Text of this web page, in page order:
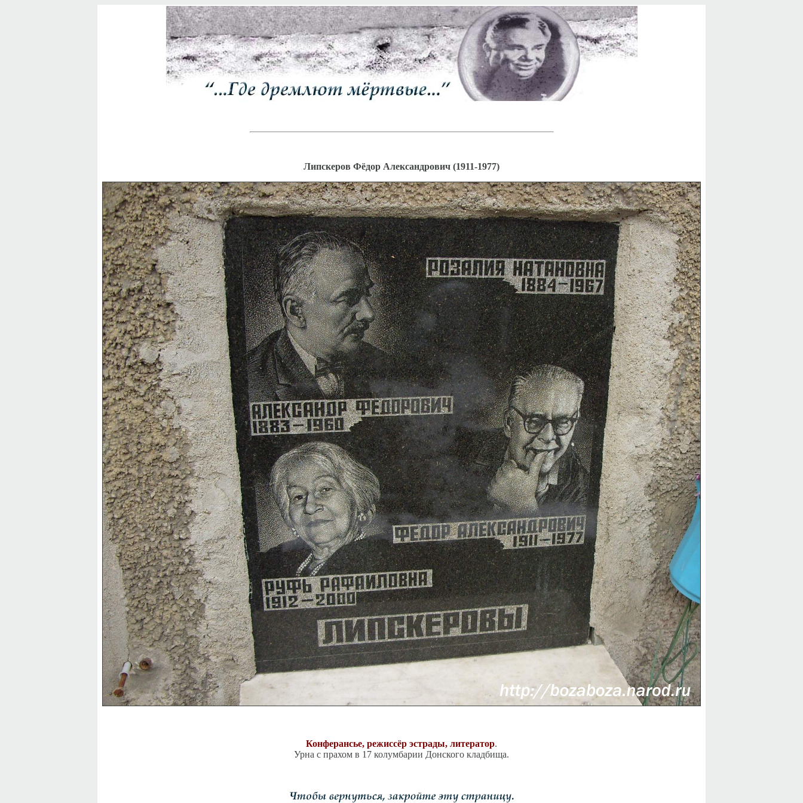
Липскеров Фёдор Александрович (1911-1977)
Конферансье, режиссёр эстрады, литератор.
Урна с прахом в 17 колумбарии Донского кладбища.